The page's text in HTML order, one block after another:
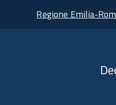
Regione Emilia-